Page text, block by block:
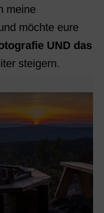
meine
möchte eure
UND das
steigern.